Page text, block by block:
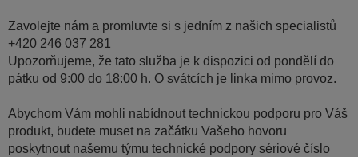
Zavolejte nám a promluvte si s jedním z našich specialistů
+420 246 037 281
Upozorňujeme, že tato služba je k dispozici od pondělí do
pátku od 9:00 do 18:00 h. O svátcích je linka mimo provoz.
Abychom Vám mohli nabídnout technickou podporu pro Váš
produkt, budete muset na začátku Vašeho hovoru
poskytnout našemu týmu technické podpory sériové číslo